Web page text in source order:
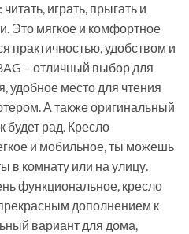
играть, прыгать и
Это мягкое и комфортное
практичностью, удобством и
– отличный выбор для
удобное место для чтения
А также оригинальный
будет рад. Кресло
и мобильное, ты можешь
в комнату или на улицу.
функциональное, кресло
дополнением к
вариант для дома,